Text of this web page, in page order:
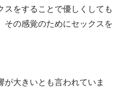
スをすることで優しくしても
その感覚のためにセックスを
が大きいとも言われていま